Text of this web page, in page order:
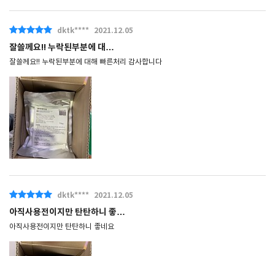
dktk**** 2021.12.05
잘쓸께요!! 누락된부분에 대…
잘쓸께요!! 누락된부분에 대해 빠른처리 감사합니다
dktk**** 2021.12.05
아직사용전이지만 탄탄하니 좋…
아직사용전이지만 탄탄하니 좋네요